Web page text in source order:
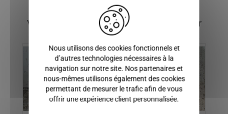
Vous pourriez également être intéressé par
Nous utilisons des cookies fonctionnels et
d’autres technologies nécessaires à la
navigation sur notre site. Nos partenaires et
nous-mêmes utilisons également des cookies
permettant de mesurer le trafic afin de vous
offrir une expérience client personnalisée.